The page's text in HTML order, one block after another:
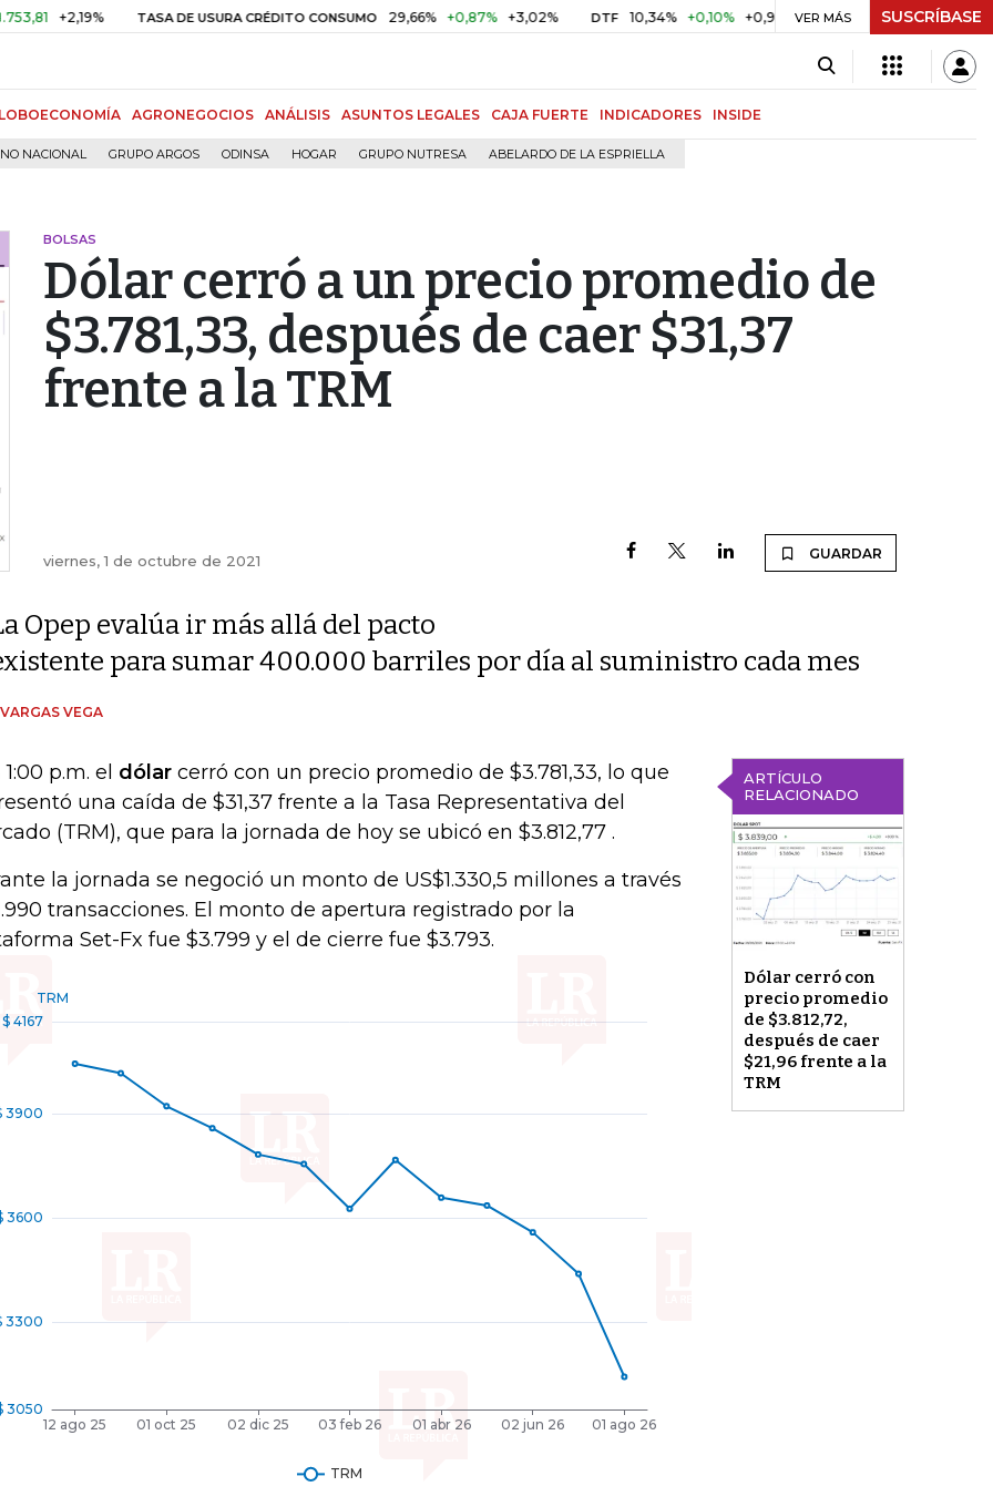
+2,19% TASA DE USURA CRÉDITO CONSUMO 29,66% +0,87% +3,02% DTF 10,34% +0,10% +0,98% UVR $ 417,01 +$ 0,05 +0,01%
VER MÁS SUSCRÍBASE
AGRONEGOCIOS ANÁLISIS ASUNTOS LEGALES CAJA FUERTE INDICADORES INSIDE
NACIONAL GRUPO ARGOS ODINSA HOGAR GRUPO NUTRESA ABELARDO DE LA ESPRIELLA
BOLSAS
Dólar cerró a un precio promedio de
$3.781,33, después de caer $31,37
frente a la TRM
viernes, 1 de octubre de 2021 GUARDAR
Opep evalúa ir más allá del pacto
para sumar 400.000 barriles por día al suministro cada mes
VEGA
ARTÍCULO
RELACIONADO
Dólar cerró con
precio promedio
de $3.812,72,
después de caer
$21,96 frente a la
TRM
p.m. el dólar cerró con un precio promedio de $3.781,33, lo que
una caída de $31,37 frente a la Tasa Representativa del
(TRM), que para la jornada de hoy se ubicó en $3.812,77 .
la jornada se negoció un monto de US$1.330,5 millones a través
transacciones. El monto de apertura registrado por la
Set-Fx fue $3.799 y el de cierre fue $3.793.